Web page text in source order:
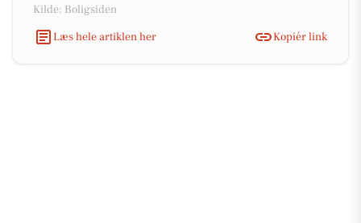
Kilde: Boligsiden
Læs hele artiklen her
Kopiér link